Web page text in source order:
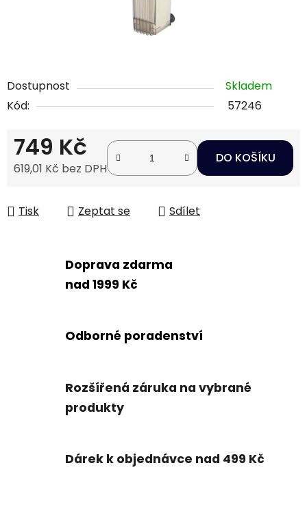
Dostupnost
Skladem
Kód:
57246
749 Kč
619,01 Kč bez DPH
DO KOŠÍKU
Tisk Zeptat se Sdílet
Doprava zdarma
nad 1999 Kč
Odborné poradenství
Rozšířená záruka na vybrané
produkty
Dárek k objednávce nad 499 Kč